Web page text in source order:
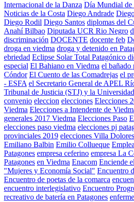
Internacional de la Danza Día Mundial de
Noticias de la Costa Diego Andrade
Diego Rodil Diego Santos diplomas del
Anahí Bilbao Diputada UCR Rio Negro
discriminación DOCENTE docente feb
droga en viedma droga y detenido en
ebriedad Eclipse Solar Total Patagónico
especial El Bahiano en Viedma el bañado
Cóndor El Cuento de las Comadrejas el
- ESFA el Secretario General de APEL
Tribunal de Justicia (STJ) y la
convenio eleccion elecciones Elecciones
Viedma Elecciones a Intendente de
generales 2017 Viedma Elecciones Paso
elecciones paso viedma elecciones pj
provinciales 2019 elecciones Villa
Emiliano Balbin Emilio Collueque
Patagones empresa ceferino empresa La
Patagones en Viedma Enacom Enciende
"Mujeres y Economía Social" Encuentro
Encuentro de poetas de la comarca
encuentro interlegislativo Encuentro
recreativo de batería en Patagones